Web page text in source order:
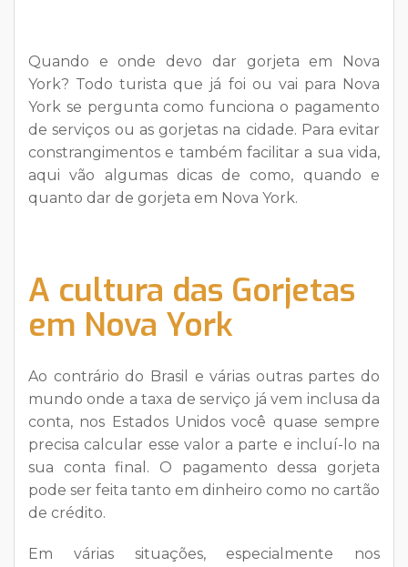
Quando e onde devo dar gorjeta em Nova
York? Todo turista que já foi ou vai para Nova
York se pergunta como funciona o pagamento
de serviços ou as gorjetas na cidade. Para evitar
constrangimentos e também facilitar a sua vida,
aqui vão algumas dicas de como, quando e
quanto dar de gorjeta em Nova York.
A cultura das Gorjetas
em Nova York
Ao contrário do Brasil e várias outras partes do
mundo onde a taxa de serviço já vem inclusa da
conta, nos Estados Unidos você quase sempre
precisa calcular esse valor a parte e incluí-lo na
sua conta final. O pagamento dessa gorjeta
pode ser feita tanto em dinheiro como no cartão
de crédito.
Em várias situações, especialmente nos